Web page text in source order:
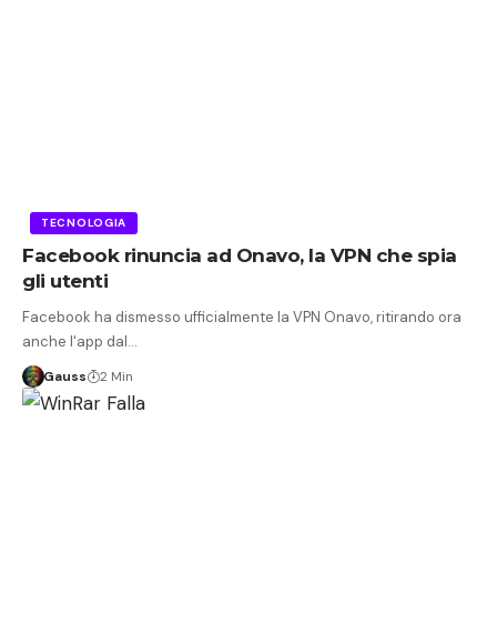
TECNOLOGIA
Facebook rinuncia ad Onavo, la VPN che spia
gli utenti
Facebook ha dismesso ufficialmente la VPN Onavo, ritirando ora
anche l'app dal…
Gauss 2 Min